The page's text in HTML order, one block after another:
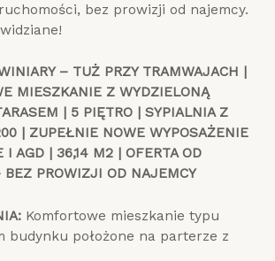
bez prowizji od najemcy.
– TUŻ PRZY TRAMWAJACH |
MIESZKANIE Z WYDZIELONĄ
| 5 PIĘTRO | SYPIALNIA Z
| ZUPEŁNIE NOWE WYPOSAŻENIE
I AGD | 36,14 M2 | OFERTA OD
PROWIZJI OD NAJEMCY
Komfortowe mieszkanie typu
budynku położone na parterze z